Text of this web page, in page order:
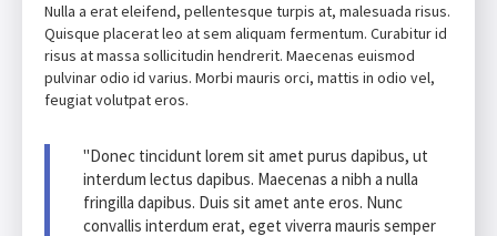
Nulla a erat eleifend, pellentesque turpis at, malesuada risus.
Quisque placerat leo at sem aliquam fermentum. Curabitur id
risus at massa sollicitudin hendrerit. Maecenas euismod
pulvinar odio id varius. Morbi mauris orci, mattis in odio vel,
feugiat volutpat eros.
"Donec tincidunt lorem sit amet purus dapibus, ut
interdum lectus dapibus. Maecenas a nibh a nulla
fringilla dapibus. Duis sit amet ante eros. Nunc
convallis interdum erat, eget viverra mauris semper